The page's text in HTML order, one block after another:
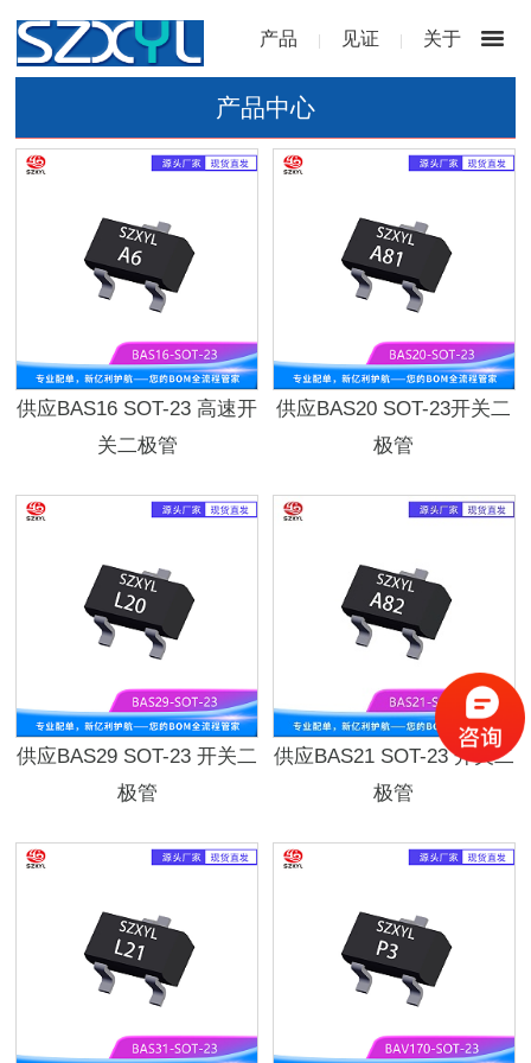
产品 | 见证 | 关于
产品中心
供应BAS16 SOT-23 高速开
关二极管
供应BAS20 SOT-23开关二
极管
供应BAS29 SOT-23 开关二
极管
供应BAS21 SOT-23 开关二
极管